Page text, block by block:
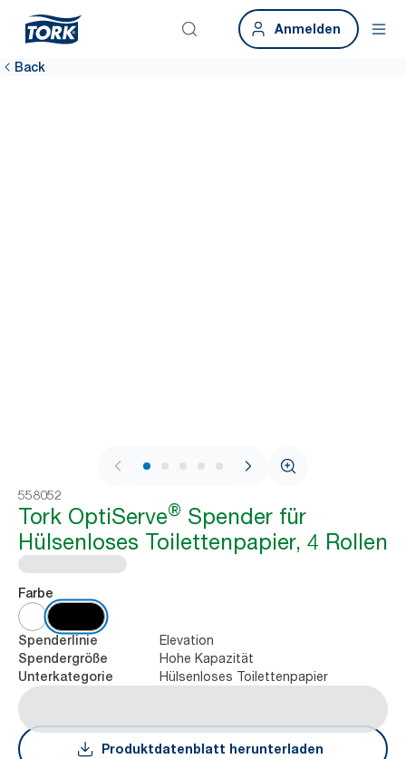
Anmelden
Back
1 / 9
558052
Tork OptiServe® Spender für
Hülsenloses Toilettenpapier, 4 Rollen
Farbe
Spenderlinie Elevation
Spendergröße Hohe Kapazität
Unterkategorie Hülsenloses Toilettenpapier
Produktdatenblatt herunterladen